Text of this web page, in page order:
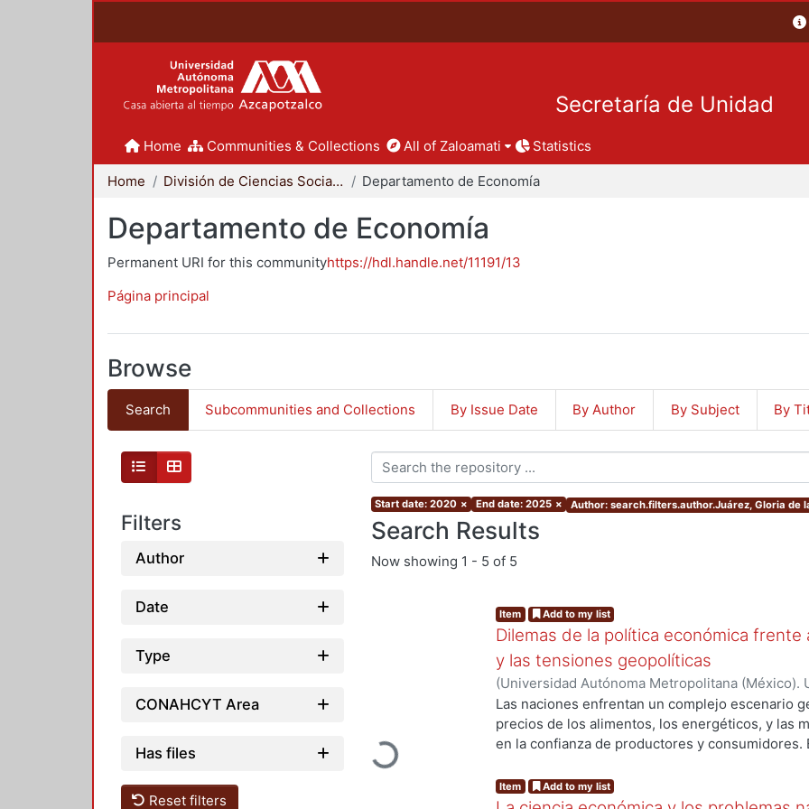
Secretaría de Unidad
Home Communities & Collections All of Zaloamati Statistics
Home División de Ciencias Sociales y Humanidades Departamento de Economía
Departamento de Economía
Permanent URI for this communityhttps://hdl.handle.net/11191/13
Página principal
Browse
Search Subcommunities and Collections By Issue Date By Author By Subject By
Filters
Author
Date
Type
CONAHCYT Area
Has files
Reset filters
Start date: 2020 × End date: 2025 × Author: search.filters.author.Juárez, Gloria de
Search Results
Now showing 1 - 5 of 5
Loading...
Item Add to my list
Dilemas de la política económica
y las tensiones geopolíticas
(Universidad Autónoma Metropolitana (México).
Ciencias Sociales y Humanidades.,2025)
Daniel David;Cuevas Ahumada, Víctor Manuel;
Vargas, Alejandro; Argandoña Zubieta, Herlan
Marco Antonio;Lemus Arroyo, Mariana
Gloria de la Luz;ZURITA-GONZALEZ, JESUS;
Las naciones enfrentan un complejo escenario
precios de los alimentos, los energéticos, y las
en la confianza de productores y consumidores.
entre Israel y Gaza en Oriente Medio, y el
África. En segundo lugar, está el desafío
Item Add to my list